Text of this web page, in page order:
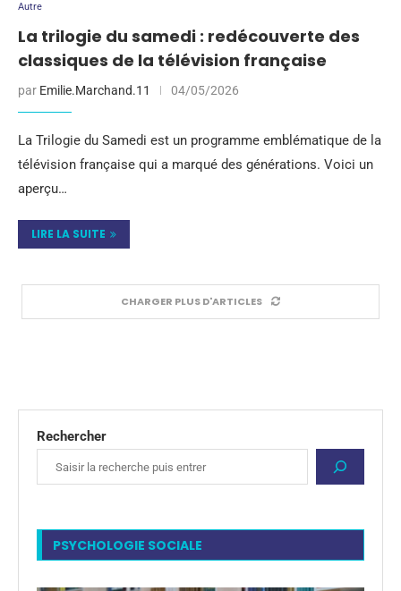
Autre
La trilogie du samedi : redécouverte des
classiques de la télévision française
par Emilie.Marchand.11 04/05/2026
La Trilogie du Samedi est un programme emblématique de la
télévision française qui a marqué des générations. Voici un
aperçu…
LIRE LA SUITE
CHARGER PLUS D'ARTICLES
Rechercher
PSYCHOLOGIE SOCIALE